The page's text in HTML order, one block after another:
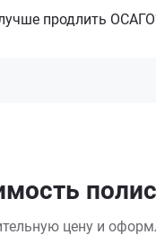
продлить
цену и